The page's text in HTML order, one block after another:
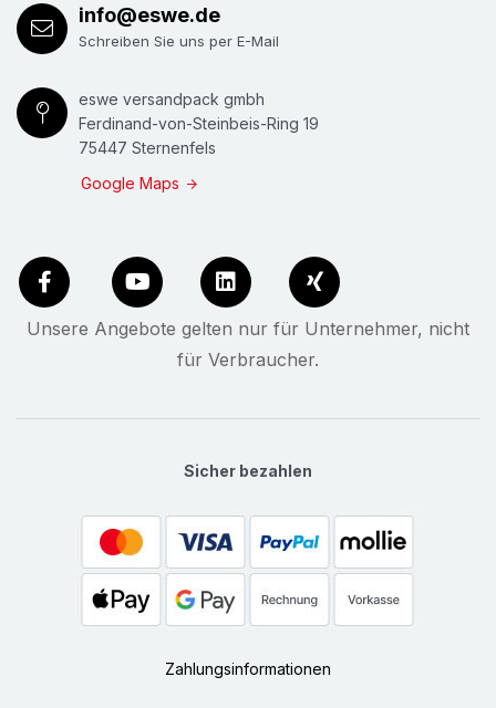
info@eswe.de
Schreiben Sie uns per E-Mail
eswe versandpack gmbh
Ferdinand-von-Steinbeis-Ring 19
75447 Sternenfels
Google Maps
Unsere Angebote gelten nur für Unternehmer, nicht
für Verbraucher.
Sicher bezahlen
Zahlungsinformationen